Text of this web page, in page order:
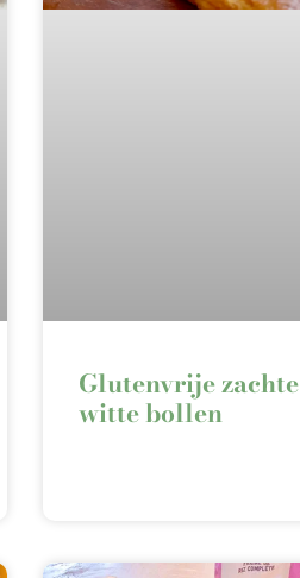
Glutenvrije zachte
witte bollen